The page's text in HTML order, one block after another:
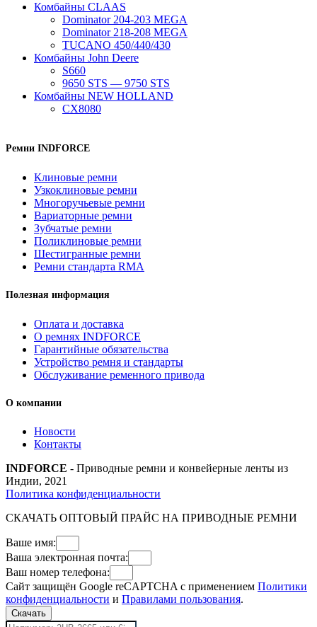
Комбайны CLAAS
Dominator 204-203 MEGA
Dominator 218-208 MEGA
TUCANO 450/440/430
Комбайны John Deere
S660
9650 STS — 9750 STS
Комбайны NEW HOLLAND
CX8080
Ремни INDFORCE
Клиновые ремни
Узкоклиновые ремни
Многоручьевые ремни
Вариаторные ремни
Зубчатые ремни
Поликлиновые ремни
Шестигранные ремни
Ремни стандарта RMA
Полезная информация
Оплата и доставка
О ремнях INDFORCE
Гарантийные обязательства
Устройство ремня и стандарты
Обслуживание ременного привода
О компании
Новости
Контакты
INDFORCE - Приводные ремни и конвейерные ленты из
Индии, 2021
Политика конфиденциальности
СКАЧАТЬ ОПТОВЫЙ ПРАЙС НА ПРИВОДНЫЕ РЕМНИ
Ваше имя:
Ваша электронная почта:
Ваш номер телефона:
Сайт защищён Google reCAPTCHA с применением Политики
конфиденциальности и Правилами пользования.
Скачать